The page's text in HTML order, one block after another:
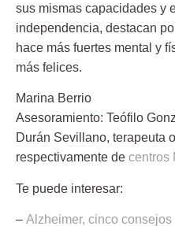
sus mismas capacidades y
independencia, destacan
hace más fuertes mental y
más felices.
Marina Berrio
Asesoramiento: Teófilo
Durán Sevillano, terapeuta
respectivamente de centros
Te puede interesar:
– Alzheimer, cinco